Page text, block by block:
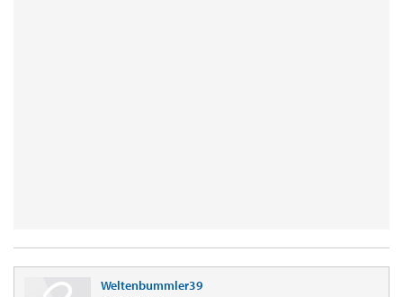
Weltenbummler39